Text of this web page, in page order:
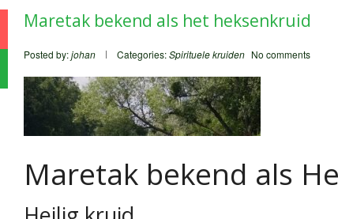
Maretak bekend als het heksenkruid
Posted by:johan Categories:Spirituele kruiden No comments
Maretak bekend als